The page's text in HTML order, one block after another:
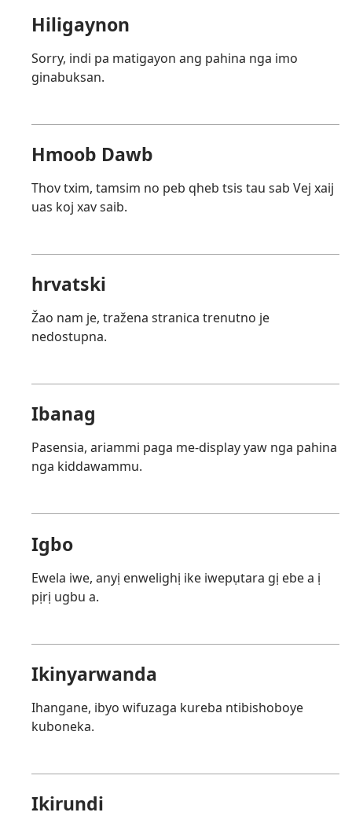
Hiligaynon
Sorry, indi pa matigayon ang pahina nga imo
ginabuksan.
Hmoob Dawb
Thov txim, tamsim no peb qheb tsis tau sab Vej xaij
uas koj xav saib.
hrvatski
Žao nam je, tražena stranica trenutno je
nedostupna.
Ibanag
Pasensia, ariammi paga me-display yaw nga pahina
nga kiddawammu.
Igbo
Ewela iwe, anyị enwelighị ike iwepụtara gị ebe a ị
pịrị ugbu a.
Ikinyarwanda
Ihangane, ibyo wifuzaga kureba ntibishoboye
kuboneka.
Ikirundi